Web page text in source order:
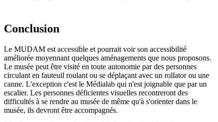
Conclusion
Le MUDAM est accessible et pourrait voir son accessibilité
améliorée moyennant quelques aménagements que nous proposons.
Le musée peut être visité en toute autonomie par des personnes
circulant en fauteuil roulant ou se déplaçant avec un rollator ou une
canne. L'exception c'est le Médialab qui n'est joignable que par un
escalier. Les personnes déficientes visuelles recontreront des
difficultés à se rendre au musée de même qu'à s'orienter dans le
musée, ils devront être accompagnés.